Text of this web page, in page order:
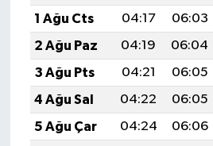
1 Ağu Cts
04:17 06:03
2 Ağu Paz
04:19 06:04
3 Ağu Pts
04:21 06:05
4 Ağu Sal
04:22 06:05
5 Ağu Çar
04:24 06:06